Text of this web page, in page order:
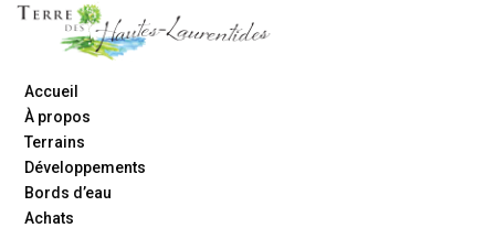
Accueil
À propos
Terrains
Développements
Bords d’eau
Achats